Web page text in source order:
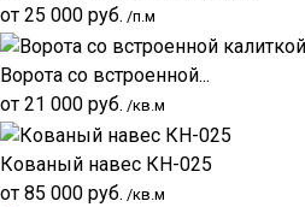
от 25 000 руб. /п.м
Ворота со встроенной...
от 21 000 руб. /кв.м
Кованый навес КН-025
от 85 000 руб. /кв.м